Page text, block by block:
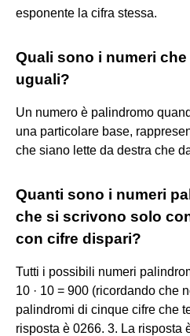
esponente la cifra stessa.
Quali sono i numeri
uguali?
Un numero è palindromo
una particolare base,
che siano lette da destra che
Quanti sono i numeri
che si scrivono solo
con cifre dispari?
Tutti i possibili numeri
10 · 10 = 900 (ricordando che
palindromi di cinque cifre che
risposta è 0266. 3. La risposta